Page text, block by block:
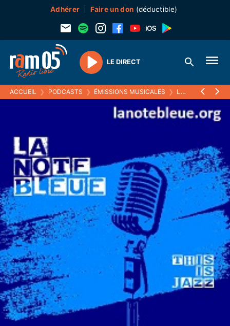
Adhérer Faire un don (déductible)
Play
LE DIRECT
ACCUEIL ❯ PODCASTS ❯ ÉMISSIONS MUSICALES ❯ LA NOTE BLEUE